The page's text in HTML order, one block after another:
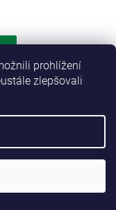
prohlížení
zlepšovali